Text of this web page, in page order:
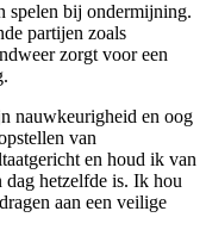
spelen bij ondermijning.
partijen zoals
zorgt voor een
nauwkeurigheid en oog
van
en houd ik van
dag hetzelfde is. Ik hou
aan een veilige